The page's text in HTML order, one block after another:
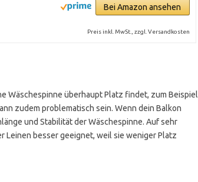
Bei Amazon ansehen
Preis inkl. MwSt., zzgl. Versandkosten
Wäschespinne überhaupt Platz findet, zum Beispiel
zudem problematisch sein. Wenn dein Balkon
und Stabilität der Wäschespinne. Auf sehr
Leinen besser geeignet, weil sie weniger Platz